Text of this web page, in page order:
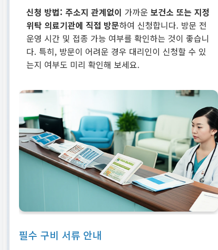
신청 방법: 주소지 관계없이 가까운보건소 또는 지정
위탁 의료기관에 직접 방문하여 신청합니다. 방문 전
운영 시간 및 접종 가능 여부를 확인하는 것이 좋습니
다. 특히, 방문이 어려운 경우 대리인이 신청할 수 있
는지 여부도 미리 확인해 보세요.
필수 구비 서류 안내